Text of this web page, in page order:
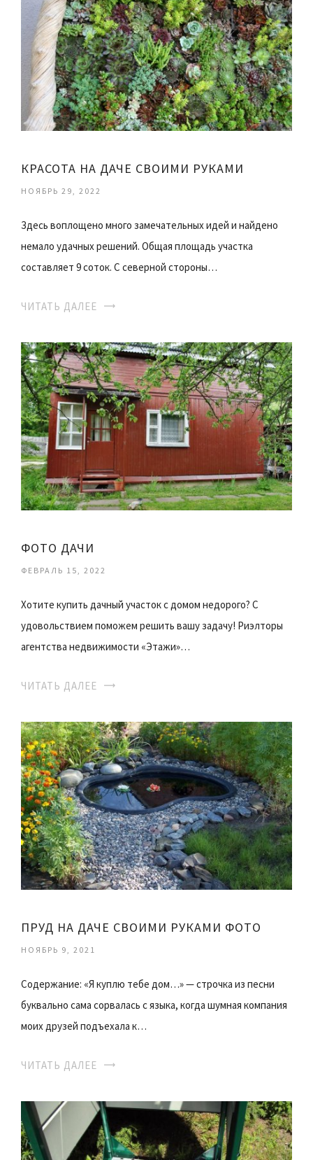
КРАСОТА НА ДАЧЕ СВОИМИ РУКАМИ
НОЯБРЬ 29, 2022
Здесь воплощено много замечательных идей и найдено
немало удачных решений. Общая площадь участка
составляет 9 соток. С северной стороны…
ЧИТАТЬ ДАЛЕЕ
ФОТО ДАЧИ
ФЕВРАЛЬ 15, 2022
Хотите купить дачный участок с домом недорого? С
удовольствием поможем решить вашу задачу! Риэлторы
агентства недвижимости «Этажи»…
ЧИТАТЬ ДАЛЕЕ
ПРУД НА ДАЧЕ СВОИМИ РУКАМИ ФОТО
НОЯБРЬ 9, 2021
Содержание: «Я куплю тебе дом…» — строчка из песни
буквально сама сорвалась с языка, когда шумная компания
моих друзей подъехала к…
ЧИТАТЬ ДАЛЕЕ